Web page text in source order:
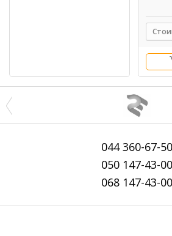
044360-67-50
050147-43-00
068147-43-00